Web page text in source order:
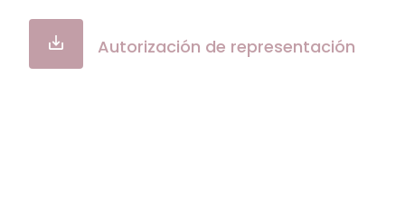
Autorización de representación